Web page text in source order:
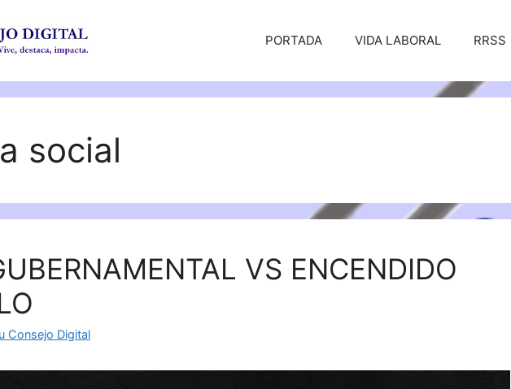
PORTADA VIDA LABORAL RRSS
social
VS ENCENDIDO
Consejo Digital